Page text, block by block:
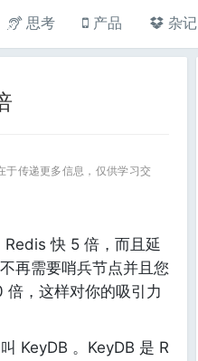
思考 产品 杂记
传递更多信息，仅供学习交
快 5 倍，而且延
再需要哨兵节点并且您
倍，这样对你的吸引力
KeyDB 。KeyDB 是 R